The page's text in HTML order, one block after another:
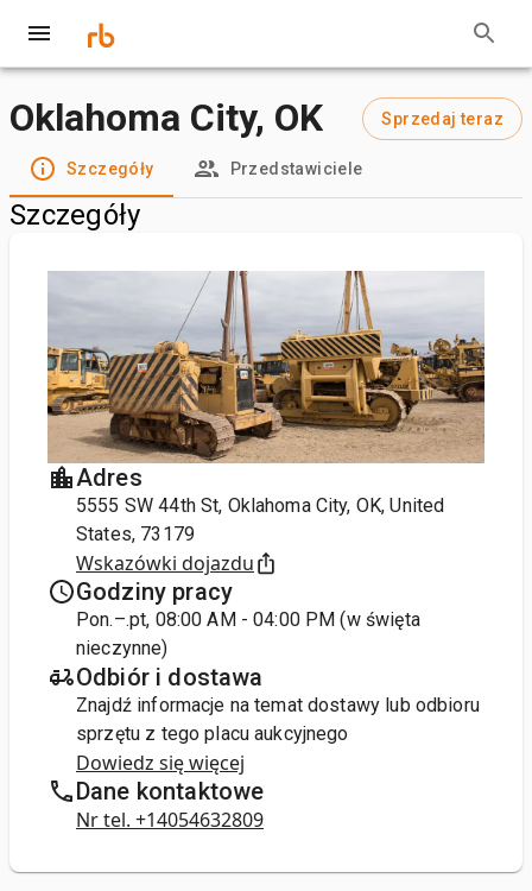
Oklahoma City, OK Sprzedaj teraz
Szczegóły Przedstawiciele
Szczegóły
Adres
5555 SW 44th St, Oklahoma City, OK, United
States, 73179
Wskazówki dojazdu
Godziny pracy
Pon.–.pt, 08:00 AM - 04:00 PM (w święta
nieczynne)
Odbiór i dostawa
Znajdź informacje na temat dostawy lub odbioru
sprzętu z tego placu aukcyjnego
Dowiedz się więcej
Dane kontaktowe
Nr tel. +14054632809